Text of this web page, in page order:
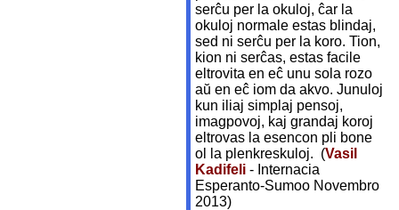
serĉu per la okuloj, ĉar la
okuloj normale estas blindaj,
sed ni serĉu per la koro. Tion,
kion ni serĉas, estas facile
eltrovita en eĉ unu sola rozo
aŭ en eĉ iom da akvo. Junuloj
kun iliaj simplaj pensoj,
imagpovoj, kaj grandaj koroj
eltrovas la esencon pli bone
ol la plenkreskuloj. (Vasil
Kadifeli- Internacia
Esperanto-Sumoo Novembro
2013)